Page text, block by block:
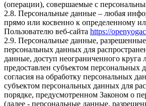
(операции), совершаемые с
2.8. Персональные данные – любая
прямо или косвенно к определенному
Пользователю веб-сайта https://
2.9. Персональные данные,
персональных данных для
данные, доступ неограниченного круга
предоставлен субъектом персональных
согласия на обработку персональных
субъектом персональных данных для
порядке, предусмотренном Законом о
(далее - персональные данные,